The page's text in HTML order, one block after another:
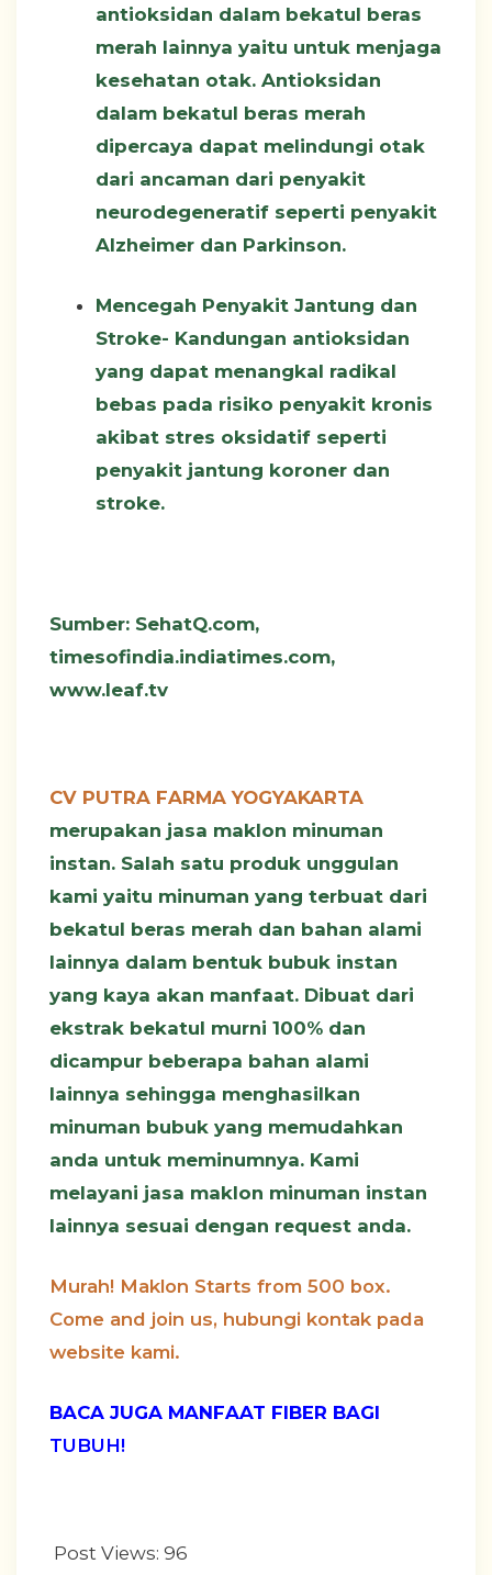
antioksidan dalam bekatul beras
merah lainnya yaitu untuk menjaga
kesehatan otak. Antioksidan
dalam bekatul beras merah
dipercaya dapat melindungi otak
dari ancaman dari penyakit
neurodegeneratif seperti penyakit
Alzheimer dan Parkinson.
Mencegah Penyakit Jantung dan
Stroke- Kandungan antioksidan
yang dapat menangkal radikal
bebas pada risiko penyakit kronis
akibat stres oksidatif seperti
penyakit jantung koroner dan
stroke.
Sumber: SehatQ.com,
timesofindia.indiatimes.com,
www.leaf.tv
CV PUTRA FARMA YOGYAKARTA
merupakan jasa maklon minuman
instan. Salah satu produk unggulan
kami yaitu minuman yang terbuat dari
bekatul beras merah dan bahan alami
lainnya dalam bentuk bubuk instan
yang kaya akan manfaat. Dibuat dari
ekstrak bekatul murni 100% dan
dicampur beberapa bahan alami
lainnya sehingga menghasilkan
minuman bubuk yang memudahkan
anda untuk meminumnya. Kami
melayani jasa maklon minuman instan
lainnya sesuai dengan request anda.
Murah! Maklon Starts from 500 box.
Come and join us, hubungi kontak pada
website kami.
BACA JUGA MANFAAT FIBER BAGI
TUBUH!
Post Views: 96